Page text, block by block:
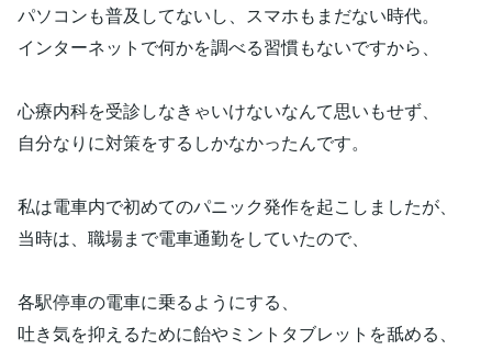
パソコンも普及してないし、スマホもまだない時代。
インターネットで何かを調べる習慣もないですから、
心療内科を受診しなきゃいけないなんて思いもせず、
自分なりに対策をするしかなかったんです。
私は電車内で初めてのパニック発作を起こしましたが、
当時は、職場まで電車通勤をしていたので、
各駅停車の電車に乗るようにする、
吐き気を抑えるために飴やミントタブレットを舐める、